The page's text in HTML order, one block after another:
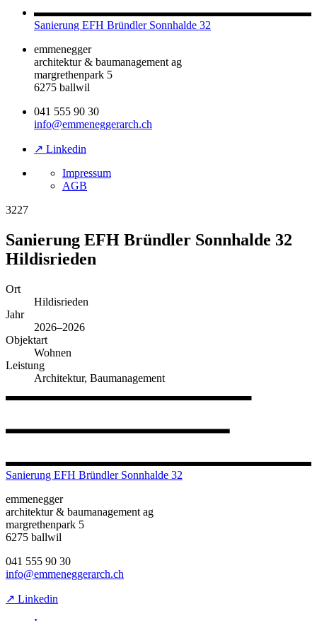
Sanierung EFH Bründler Sonnhalde 32
emmenegger
architektur & baumanagement ag
margrethenpark 5
6275 ballwil
041 555 90 30
info@emmeneggerarch.ch
↗ Linkedin
Impressum
AGB
3227
Sanierung EFH Bründler Sonnhalde 32
Hildisrieden
Ort
Hildisrieden
Jahr
2026–2026
Objektart
Wohnen
Leistung
Architektur, Baumanagement
Sanierung EFH Bründler Sonnhalde 32
emmenegger
architektur & baumanagement ag
margrethenpark 5
6275 ballwil
041 555 90 30
info@emmeneggerarch.ch
↗ Linkedin